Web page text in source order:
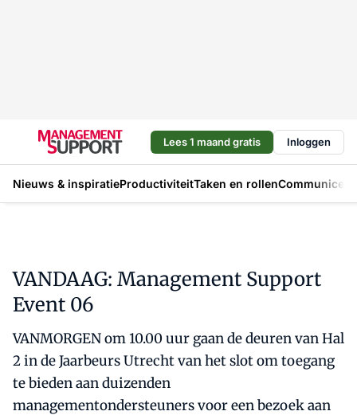
Lees 1 maand gratis Inloggen
Nieuws & inspiratieProductiviteitTaken en rollen
VANDAAG: Management Support
Event 06
VANMORGEN om 10.00 uur gaan de deuren van Hal
2 in de Jaarbeurs Utrecht van het slot om toegang
te bieden aan duizenden
managementondersteuners voor een bezoek aan